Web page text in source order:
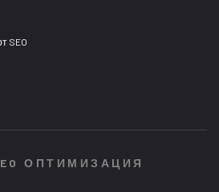
SEO
ОПТИМИЗАЦИЯ